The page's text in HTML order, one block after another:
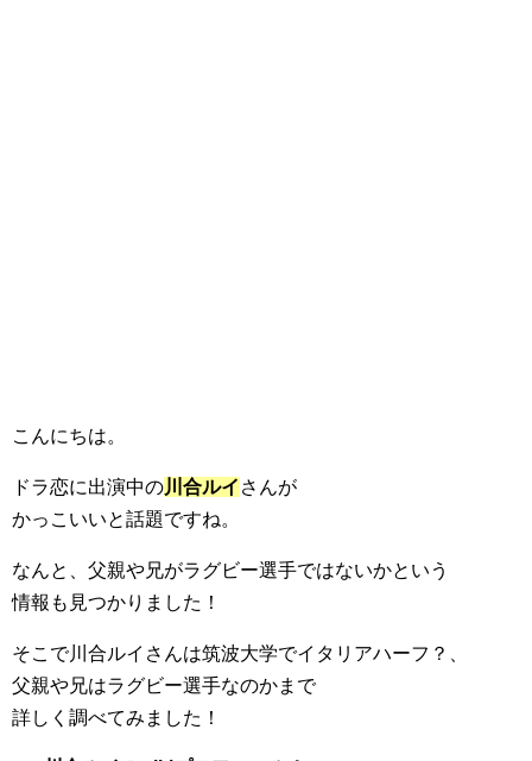
こんにちは。
ドラ恋に出演中の川合ルイ さんが
かっこいいと話題ですね。
なんと、父親や兄がラグビー選手ではないかという
情報も見つかりました！
そこで川合ルイさんは筑波大学でイタリアハーフ？、
父親や兄はラグビー選手なのかまで
詳しく調べてみました！